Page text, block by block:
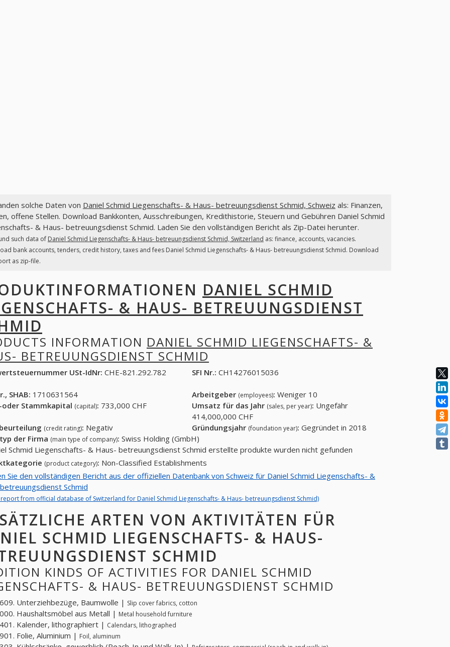
solche Daten von Daniel Schmid Liegenschafts- & Haus- betreuungsdienst Schmid, Schweiz als: Finanzen,
offene Stellen. Download Bankkonten, Ausschreibungen, Kredithistorie, Steuern und Gebühren Daniel Schmid
& Haus- betreuungsdienst Schmid. Laden Sie den vollständigen Bericht als Zip-Datei herunter.
such data of Daniel Schmid Liegenschafts- & Haus- betreuungsdienst Schmid, Switzerland as: finance, accounts, vacancies.
bank accounts, tenders, credit history, taxes and fees Daniel Schmid Liegenschafts- & Haus- betreuungsdienst Schmid. Download
as zip-file.
DANIEL SCHMID
& HAUS- BETREUUNGSDIENST
INFORMATION DANIEL SCHMID LIEGENSCHAFTS- &
BETREUUNGSDIENST SCHMID
USt-IdNr: CHE-821.292.782
SFI Nr.: CH14276015036
SHAB: 1710631564 Arbeitgeber (employees): Weniger 10
oder Stammkapital (capital): 733,000 CHF Umsatz für das Jahr (sales, per year): Ungefähr
414,000,000 CHF
(credit rating): Negativ Gründungsjahr (foundation year): Gegründet in 2018
der Firma (main type of company): Swiss Holding (GmbH)
Schmid Liegenschafts- & Haus- betreuungsdienst Schmid erstellte produkte wurden nicht gefunden
(product category): Non-Classified Establishments
Sie den vollständigen Bericht aus der offiziellen Datenbank von Schweiz für Daniel Schmid Liegenschafts- &
Schmid
from official database of Switzerland for Daniel Schmid Liegenschafts- & Haus- betreuungsdienst Schmid)
ARTEN VON AKTIVITÄTEN FÜR
SCHMID LIEGENSCHAFTS- & HAUS-
SCHMID
KINDS OF ACTIVITIES FOR DANIEL SCHMID
& HAUS- BETREUUNGSDIENST SCHMID
Unterziehbezüge, Baumwolle | Slip cover fabrics, cotton
Haushaltsmöbel aus Metall | Metal household furniture
Kalender, lithographiert | Calendars, lithographed
Folie, Aluminium | Foil, aluminum